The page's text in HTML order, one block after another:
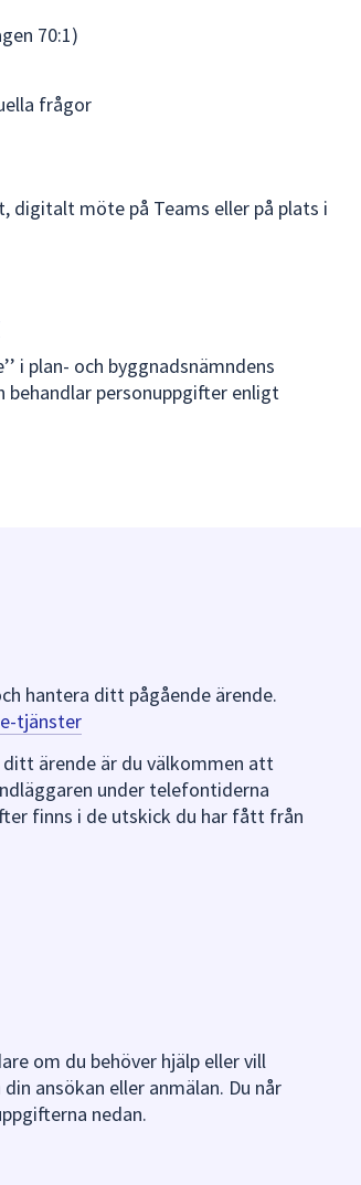
70:1)
frågor
möte på Teams eller på plats i
i plan- och byggnadsnämndens
behandlar personuppgifter enligt
hantera ditt pågående ärende.
tjänster
ärende är du välkommen att
under telefontiderna
finns i de utskick du har fått från
om du behöver hjälp eller vill
ansökan eller anmälan. Du når
nedan.